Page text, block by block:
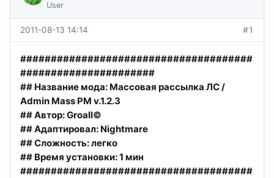
User
2011-08-13 14:14 #1
######################################
######################
## Название мода: Массовая рассылка ЛС /
Admin Mass PM v.1.2.3
## Автор: Groall©
## Адаптировал: Nightmare
## Сложность: легко
## Время установки: 1 мин
######################################